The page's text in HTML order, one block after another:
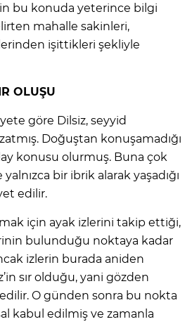
bu konuda yeterince bilgi
mahalle sakinleri,
işittikleri şekliyle
OLUŞU
göre Dilsiz, seyyid
Doğuştan konuşamadığı
konusu olurmuş. Buna çok
bir ibrik alarak yaşadığı
edilir.
için ayak izlerini takip ettiği,
bulunduğu noktaya kadar
izlerin burada aniden
sır olduğu, yani gözden
O günden sonra bu nokta
kabul edilmiş ve zamanla